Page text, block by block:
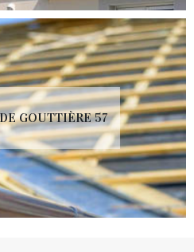
GOUTTIÈRE 57